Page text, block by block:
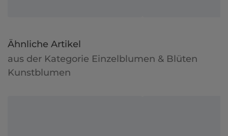
Ähnliche Artikel
aus der Kategorie Einzelblumen & Blüten
Kunstblumen